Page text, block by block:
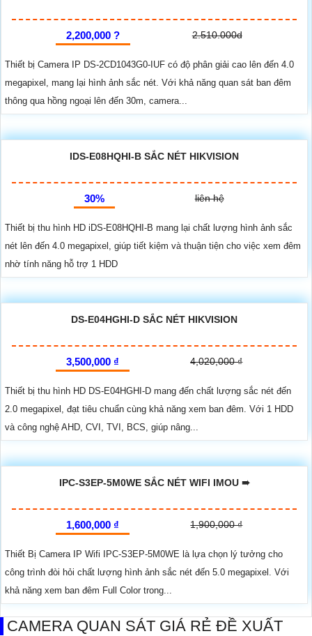
2,200,000 ? 2.510.000d
Thiết bị Camera IP DS-2CD1043G0-IUF có độ phân giải cao lên đến 4.0
megapixel, mang lại hình ảnh sắc nét. Với khả năng quan sát ban đêm
thông qua hồng ngoại lên đến 30m, camera...
IDS-E08HQHI-B SẮC NÉT HIKVISION
30% liên hệ
Thiết bị thu hình HD iDS-E08HQHI-B mang lại chất lượng hình ảnh sắc
nét lên đến 4.0 megapixel, giúp tiết kiệm và thuận tiện cho việc xem đêm
nhờ tính năng hỗ trợ 1 HDD
DS-E04HGHI-D SẮC NÉT HIKVISION
3,500,000 ₫ 4,020,000 ₫
Thiết bị thu hình HD DS-E04HGHI-D mang đến chất lượng sắc nét đến
2.0 megapixel, đạt tiêu chuẩn cùng khả năng xem ban đêm. Với 1 HDD
và công nghệ AHD, CVI, TVI, BCS, giúp nâng...
IPC-S3EP-5M0WE SẮC NÉT WIFI IMOU ➠
1,600,000 ₫ 1,900,000 ₫
Thiết Bị Camera IP Wifi IPC-S3EP-5M0WE là lựa chọn lý tưởng cho
công trình đòi hỏi chất lượng hình ảnh sắc nét đến 5.0 megapixel. Với
khả năng xem ban đêm Full Color trong...
CAMERA QUAN SÁT GIÁ RẺ ĐỀ XUẤT